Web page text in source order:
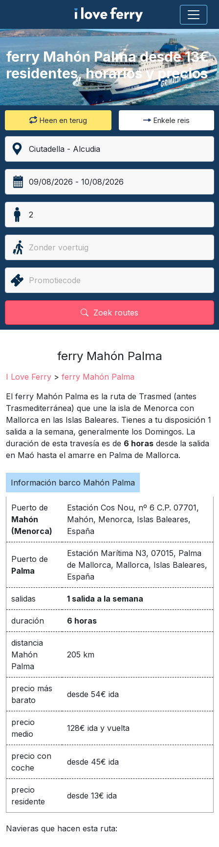
Heen en terug Enkele reis
Zoek routes
ferry Mahón Palma desde 13€
residentes, horarios y precios
ferry Mahón Palma
I Love Ferry > ferry Mahón Palma
El ferry Mahón Palma es la ruta de Trasmed (antes
Trasmediterránea) que une la isla de Menorca con
Mallorca en las Islas Baleares. Tienes a tu disposición 1
salida a la semana, generalmente los Domingos. La
duración de esta travesía es de 6 horas desde la salida
en Maó hasta el amarre en Palma de Mallorca.
Información barco Mahón Palma
Puerto de
Mahón
(Menorca)
Estación Cos Nou, nº 6 C.P. 07701,
Mahón, Menorca, Islas Baleares,
España
Puerto de
Palma
Estación Marítima N3, 07015, Palma
de Mallorca, Mallorca, Islas Baleares,
España
salidas 1 salida a la semana
duración 6 horas
distancia
Mahón
Palma
205 km
precio más
barato
desde 54€ ida
precio
medio
128€ ida y vuelta
precio con
coche
desde 45€ ida
precio
residente
desde 13€ ida
Navieras que hacen esta ruta: